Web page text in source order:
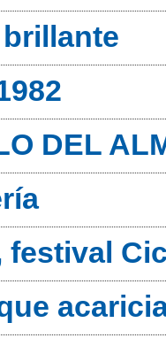
DEL
festival